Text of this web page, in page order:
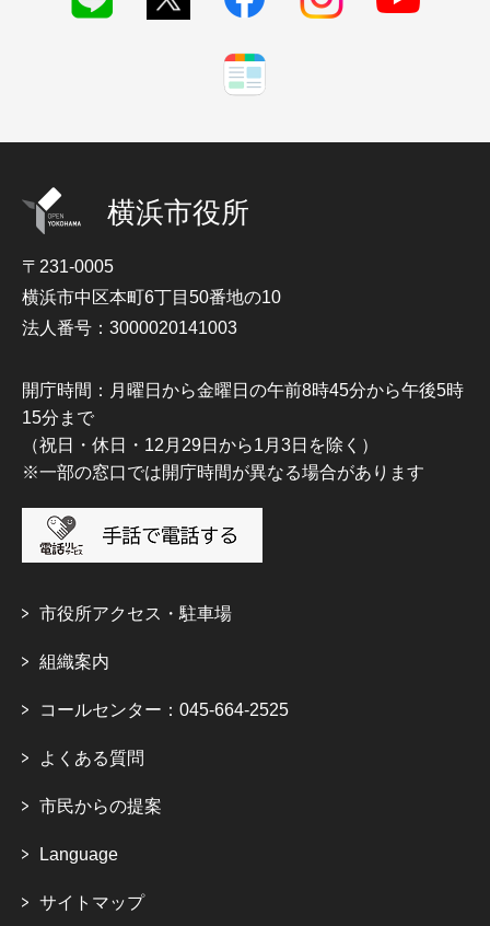
横浜市役所
〒231-0005
横浜市中区本町6丁目50番地の10
法人番号：3000020141003
開庁時間：月曜日から金曜日の午前8時45分から午後5時
15分まで
（祝日・休日・12月29日から1月3日を除く）
※一部の窓口では開庁時間が異なる場合があります
市役所アクセス・駐車場
組織案内
コールセンター：045-664-2525
よくある質問
市民からの提案
Language
サイトマップ